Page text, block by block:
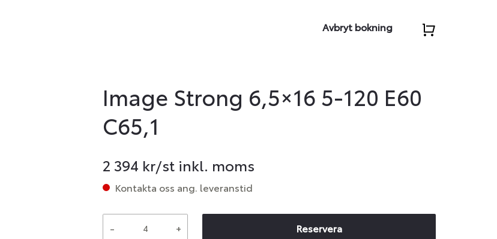
Avbryt bokning
Image Strong 6,5×16 5-120 E60
C65,1
2 394 kr/st inkl. moms
Kontakta oss ang. leveranstid
- + Reservera